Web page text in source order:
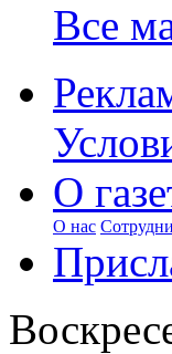
Все
О
О нас